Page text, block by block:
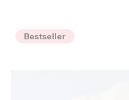
Bestseller